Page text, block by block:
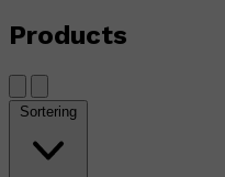
Products
Sortering